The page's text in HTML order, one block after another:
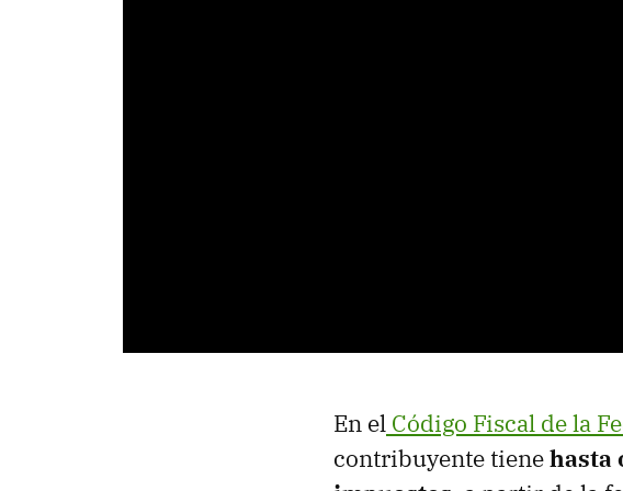
En el Código Fiscal de la
contribuyente tienehasta